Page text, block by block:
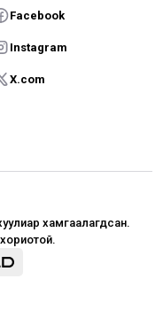
Facebook
Instagram
X.com
хамгаалагдсан.